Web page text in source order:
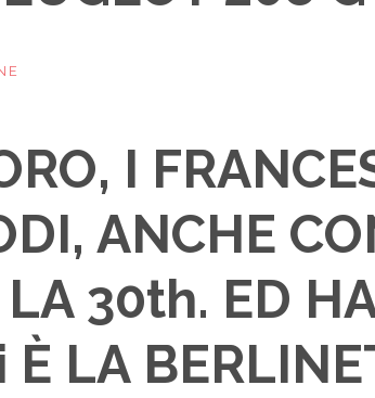
I
ANCHE
30th. ED
LA